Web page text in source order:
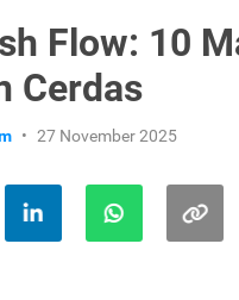
Flow: 10
Cerdas
27 November 2025